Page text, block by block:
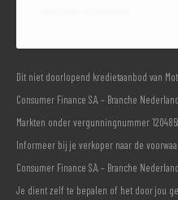
Dit niet doorlopend kredietaanbod van
Consumer Finance S.A. – Branche
Markten onder vergunningnummer
Informeer bij je verkoper naar de
Consumer Finance S.A. – Branche
Je dient zelf te bepalen of het door jou